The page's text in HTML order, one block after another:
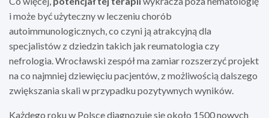
i może być użyteczny w leczeniu chorób
autoimmunologicznych, co czyni ją atrakcyjną dla
specjalistów z dziedzin takich jak reumatologia czy
nefrologia. Wrocławski zespół ma zamiar rozszerzyć projekt
na co najmniej dziewięciu pacjentów, z możliwością dalszego
zwiększania skali w przypadku pozytywnych wyników.
Każdego roku w Polsce diagnozuje się około 1500 nowych